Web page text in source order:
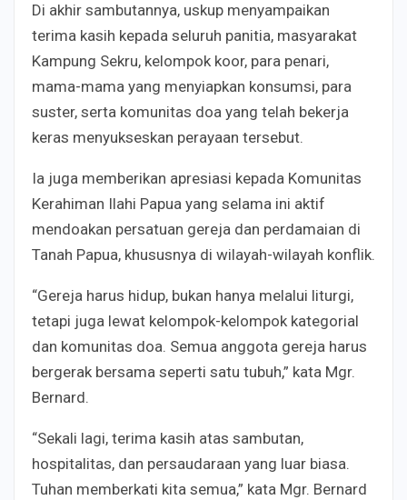
Di akhir sambutannya, uskup menyampaikan
terima kasih kepada seluruh panitia, masyarakat
Kampung Sekru, kelompok koor, para penari,
mama-mama yang menyiapkan konsumsi, para
suster, serta komunitas doa yang telah bekerja
keras menyukseskan perayaan tersebut.
Ia juga memberikan apresiasi kepada Komunitas
Kerahiman Ilahi Papua yang selama ini aktif
mendoakan persatuan gereja dan perdamaian di
Tanah Papua, khususnya di wilayah-wilayah konflik.
“Gereja harus hidup, bukan hanya melalui liturgi,
tetapi juga lewat kelompok-kelompok kategorial
dan komunitas doa. Semua anggota gereja harus
bergerak bersama seperti satu tubuh,” kata Mgr.
Bernard.
“Sekali lagi, terima kasih atas sambutan,
hospitalitas, dan persaudaraan yang luar biasa.
Tuhan memberkati kita semua,” kata Mgr. Bernard